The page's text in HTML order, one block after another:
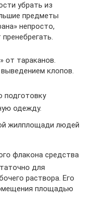
убрать из
предметы
непросто,
от тараканов.
клопов.
подготовку
одежду.
жилплощади людей
флакона средства
для
раствора. Его
площадью